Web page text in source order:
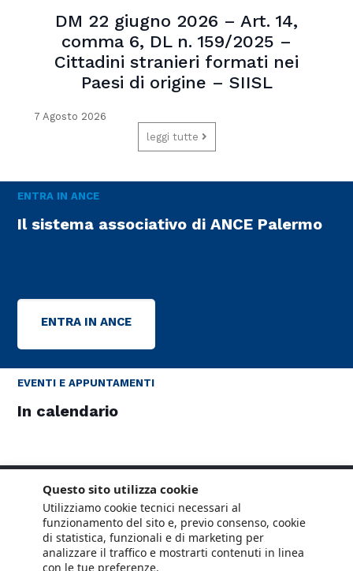
DM 22 giugno 2026 – Art. 14,
comma 6, DL n. 159/2025 –
Cittadini stranieri formati nei
Paesi di origine – SIISL
7 Agosto 2026
leggi tutte
ENTRA IN ANCE
Il sistema associativo di ANCE Palermo
ENTRA IN ANCE
EVENTI E APPUNTAMENTI
In calendario
Questo sito utilizza cookie
Utilizziamo cookie tecnici necessari al
funzionamento del sito e, previo consenso, cookie
di statistica, funzionali e di marketing per
analizzare il traffico e mostrarti contenuti in linea
con le tue preferenze.